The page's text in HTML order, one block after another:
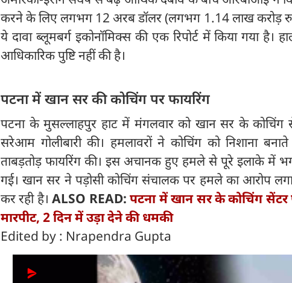
करने के लिए लगभग 12 अरब डॉलर (लगभग 1.14 लाख करोड़
ये दावा ब्लूमबर्ग इकोनॉमिक्स की एक रिपोर्ट में किया गया है।
आधिकारिक पुष्टि नहीं की है।
पटना में खान सर की कोचिंग पर फायरिंग
पटना के मुसल्लाहपुर हाट में मंगलवार को खान सर के कोचिंग
सरेआम गोलीबारी की। हमलावरों ने कोचिंग को निशाना
ताबड़तोड़ फायरिंग की। इस अचानक हुए हमले से पूरे इलाके में
गई। खान सर ने पड़ोसी कोचिंग संचालक पर हमले का आरोप
कर रही है।ALSO READ:पटना में खान सर के कोचिंग सेंटर
मारपीट, 2 दिन में उड़ा देने की धमकी
Edited by : Nrapendra Gupta